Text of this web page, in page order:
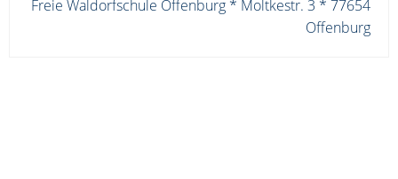
Freie Waldorfschule Offenburg * Moltkestr. 3 * 77654
Offenburg